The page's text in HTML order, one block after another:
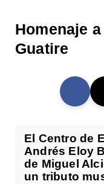
Homenaje
Guatire
El Centro de
Andrés Eloy
de Miguel
un tributo